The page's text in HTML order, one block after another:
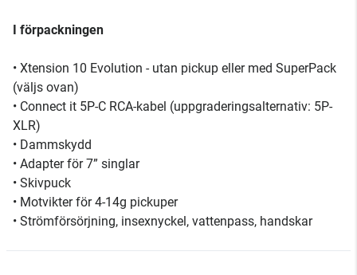
I förpackningen
• Xtension 10 Evolution - utan pickup eller med SuperPack
(väljs ovan)
• Connect it 5P-C RCA-kabel (uppgraderingsalternativ: 5P-
XLR)
• Dammskydd
• Adapter för 7” singlar
• Skivpuck
• Motvikter för 4-14g pickuper
• Strömförsörjning, insexnyckel, vattenpass, handskar